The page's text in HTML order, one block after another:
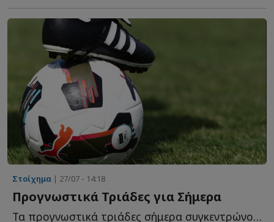
Στοίχημα | 27/07 - 14:18
Προγνωστικά Τριάδες για Σήμερα
Τα προγνωστικά τριάδες σήμερα συγκεντρώνουν τρεις ε...